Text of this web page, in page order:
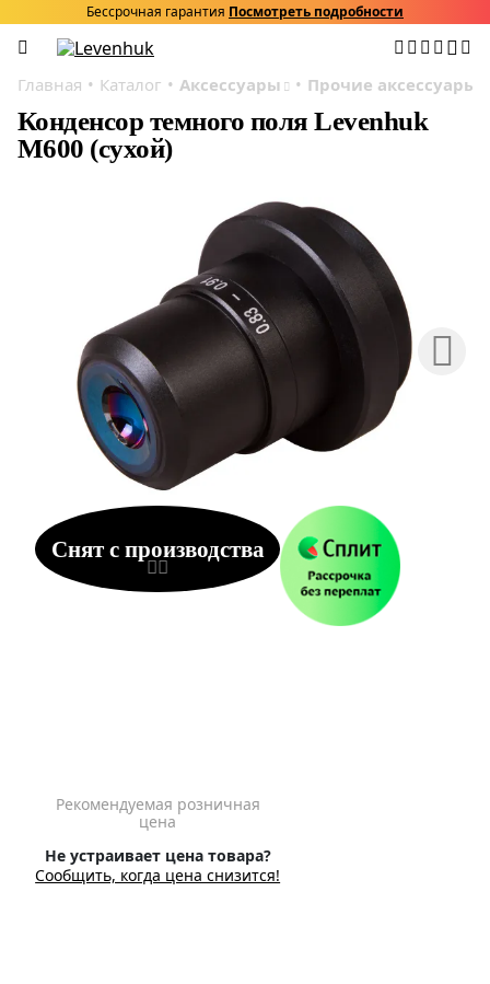
Бессрочная гарантия Посмотреть подробности
Главная Каталог Аксессуары Прочие аксессуары
Конденсор темного поля Levenhuk
M600 (сухой)
Снят с производства
Рекомендуемая розничная
цена
Не устраивает цена товара?
Сообщить, когда цена снизится!